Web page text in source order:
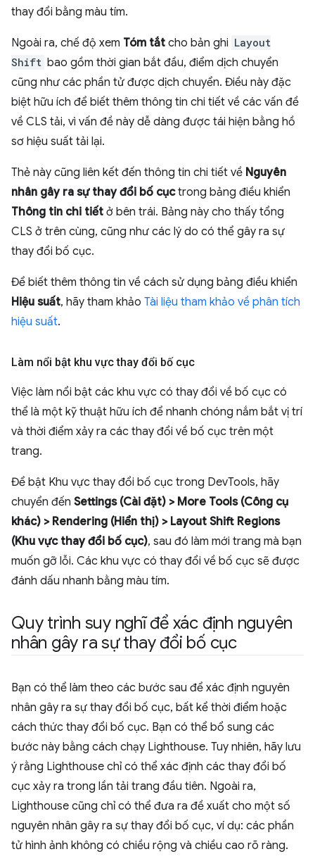
thay đổi bằng màu tím.
Ngoài ra, chế độ xem Tóm tắt cho bản ghi Layout
Shift bao gồm thời gian bắt đầu, điểm dịch chuyển
cũng như các phần tử được dịch chuyển. Điều này đặc
biệt hữu ích để biết thêm thông tin chi tiết về các vấn đề
về CLS tải, vì vấn đề này dễ dàng được tái hiện bằng hồ
sơ hiệu suất tải lại.
Thẻ này cũng liên kết đến thông tin chi tiết về Nguyên
nhân gây ra sự thay đổi bố cụctrong bảng điều khiển
Thông tin chi tiết ở bên trái. Bảng này cho thấy tổng
CLS ở trên cùng, cũng như các lý do có thể gây ra sự
thay đổi bố cục.
Để biết thêm thông tin về cách sử dụng bảng điều khiển
Hiệu suất, hãy tham khảo Tài liệu tham khảo về phân tích
hiệu suất.
Làm nổi bật khu vực thay đổi bố cục
Việc làm nổi bật các khu vực có thay đổi về bố cục có
thể là một kỹ thuật hữu ích để nhanh chóng nắm bắt vị trí
và thời điểm xảy ra các thay đổi về bố cục trên một
trang.
Để bật Khu vực thay đổi bố cục trong DevTools, hãy
chuyển đến Settings (Cài đặt) > More Tools (Công cụ
khác) > Rendering (Hiển thị) > Layout Shift Regions
(Khu vực thay đổi bố cục), sau đó làm mới trang mà bạn
muốn gỡ lỗi. Các khu vực có thay đổi về bố cục sẽ được
đánh dấu nhanh bằng màu tím.
Quy trình suy nghĩ để xác định nguyên
nhân gây ra sự thay đổi bố cục
Bạn có thể làm theo các bước sau để xác định nguyên
nhân gây ra sự thay đổi bố cục, bất kể thời điểm hoặc
cách thức thay đổi bố cục. Bạn có thể bổ sung các
bước này bằng cách chạy Lighthouse. Tuy nhiên, hãy lưu
ý rằng Lighthouse chỉ có thể xác định các thay đổi bố
cục xảy ra trong lần tải trang đầu tiên. Ngoài ra,
Lighthouse cũng chỉ có thể đưa ra đề xuất cho một số
nguyên nhân gây ra sự thay đổi bố cục, ví dụ: các phần
tử hình ảnh không có chiều rộng và chiều cao rõ ràng.